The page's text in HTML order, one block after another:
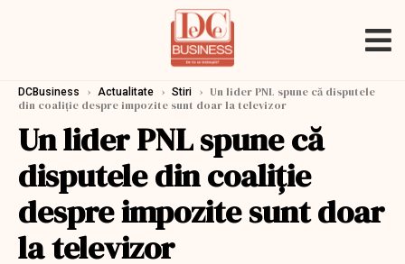
DCBusiness › Actualitate › Stiri › Un lider PNL spune că disputele
din coaliţie despre impozite sunt doar la televizor
Un lider PNL spune că
disputele din coaliţie
despre impozite sunt doar
la televizor